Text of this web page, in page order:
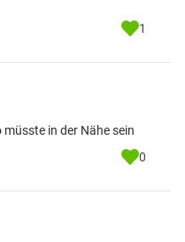
1
in der Nähe sein
0